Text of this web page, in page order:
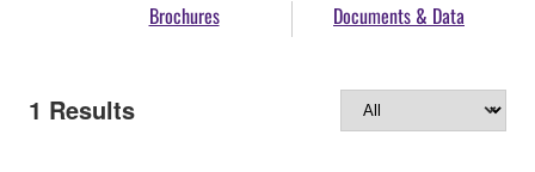
Brochures Documents & Data
1 Results